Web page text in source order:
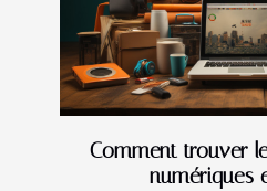
Comment trouver
numériques